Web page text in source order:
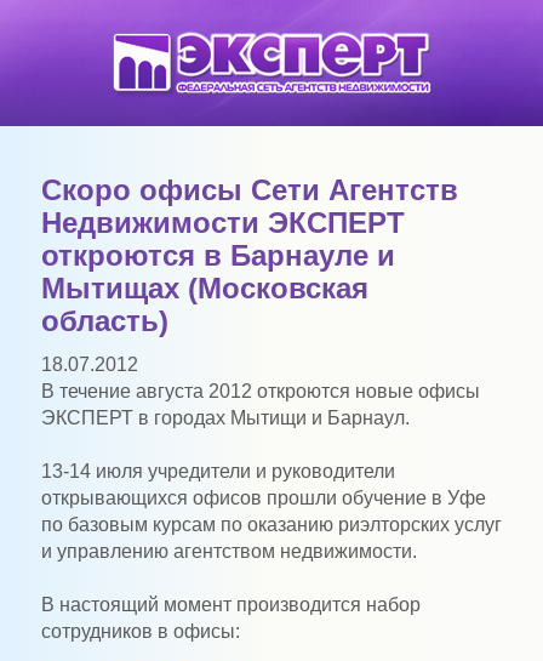
Скоро офисы Сети Агентств
Недвижимости ЭКСПЕРТ
откроются в Барнауле и
Мытищах (Московская
область)
18.07.2012
В течение августа 2012 откроются новые офисы
ЭКСПЕРТ в городах Мытищи и Барнаул.
13-14 июля учредители и руководители
открывающихся офисов прошли обучение в Уфе
по базовым курсам по оказанию риэлторских услуг
и управлению агентством недвижимости.
В настоящий момент производится набор
сотрудников в офисы: